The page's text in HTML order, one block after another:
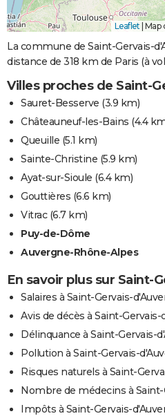
Leaflet Map
La commune de Saint-Gervais-
distance de 318 km de Paris (à
Villes proches de Saint-
Sauret-Besserve (3.9 km)
Châteauneuf-les-Bains (4.4
Queuille (5.1 km)
Sainte-Christine (5.9 km)
Ayat-sur-Sioule (6.4 km)
Gouttières (6.6 km)
Vitrac(6.7 km)
Puy-de-Dôme
Auvergne-Rhône-Alpes
En savoir plus sur Saint-
Salaires à Saint-Gervais-
Avis de décès à Saint-Gervais-
Délinquance à Saint-Gervais-
Pollution à Saint-Gervais-
Risques naturels à Saint-
Nombre de médecins à
Impôts à Saint-Gervais-